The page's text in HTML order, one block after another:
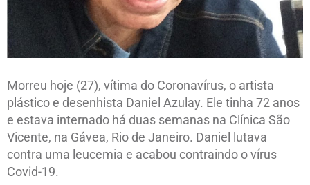
Morreu hoje (27), vítima do Coronavírus, o artista
plástico e desenhista Daniel Azulay. Ele tinha 72 anos
e estava internado há duas semanas na Clínica São
Vicente, na Gávea, Rio de Janeiro. Daniel lutava
contra uma leucemia e acabou contraindo o vírus
Covid-19.